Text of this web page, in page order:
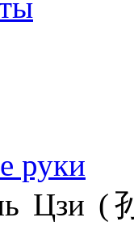
руки
Цзи (